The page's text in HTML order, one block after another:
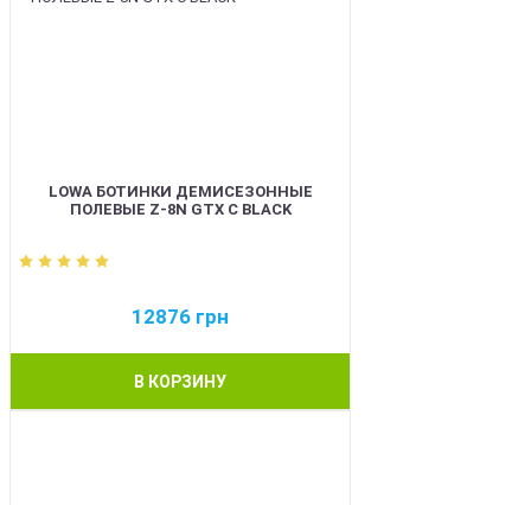
LOWA БОТИНКИ ДЕМИСЕЗОННЫЕ
ПОЛЕВЫЕ Z-8N GTX C BLACK
12876 грн
В КОРЗИНУ